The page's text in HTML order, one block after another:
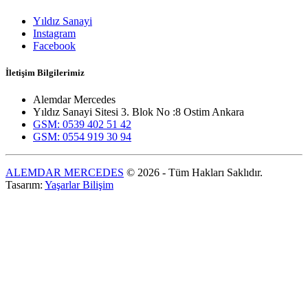
Yıldız Sanayi
Instagram
Facebook
İletişim Bilgilerimiz
Alemdar Mercedes
Yıldız Sanayi Sitesi 3. Blok No :8 Ostim Ankara
GSM: 0539 402 51 42
GSM: 0554 919 30 94
ALEMDAR MERCEDES © 2026 - Tüm Hakları Saklıdır.
Tasarım: Yaşarlar Bilişim